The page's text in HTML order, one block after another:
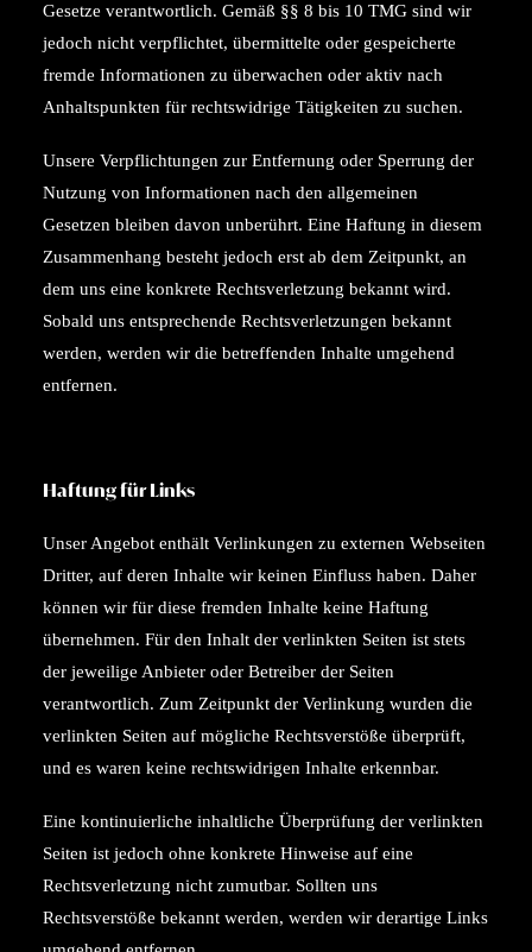
Gesetze verantwortlich. Gemäß §§ 8 bis 10 TMG sind wir
jedoch nicht verpflichtet, übermittelte oder gespeicherte
fremde Informationen zu überwachen oder aktiv nach
Anhaltspunkten für rechtswidrige Tätigkeiten zu suchen.
Unsere Verpflichtungen zur Entfernung oder Sperrung der
Nutzung von Informationen nach den allgemeinen
Gesetzen bleiben davon unberührt. Eine Haftung in diesem
Zusammenhang besteht jedoch erst ab dem Zeitpunkt, an
dem uns eine konkrete Rechtsverletzung bekannt wird.
Sobald uns entsprechende Rechtsverletzungen bekannt
werden, werden wir die betreffenden Inhalte umgehend
entfernen.
Haftung für Links
Unser Angebot enthält Verlinkungen zu externen Webseiten
Dritter, auf deren Inhalte wir keinen Einfluss haben. Daher
können wir für diese fremden Inhalte keine Haftung
übernehmen. Für den Inhalt der verlinkten Seiten ist stets
der jeweilige Anbieter oder Betreiber der Seiten
verantwortlich. Zum Zeitpunkt der Verlinkung wurden die
verlinkten Seiten auf mögliche Rechtsverstöße überprüft,
und es waren keine rechtswidrigen Inhalte erkennbar.
Eine kontinuierliche inhaltliche Überprüfung der verlinkten
Seiten ist jedoch ohne konkrete Hinweise auf eine
Rechtsverletzung nicht zumutbar. Sollten uns
Rechtsverstöße bekannt werden, werden wir derartige Links